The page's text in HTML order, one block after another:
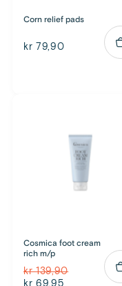
Corn relief pads
kr 79,90
Cosmica foot cream
rich m/p
kr 139,90
kr 69,95